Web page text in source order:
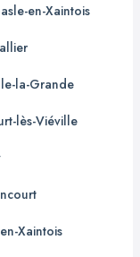
en-Xaintois
la-Grande
lès-Viéville
Xaintois